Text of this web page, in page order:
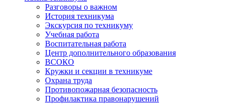
Разговоры о важном
История техникума
Экскурсия по техникуму
Учебная работа
Воспитательная работа
Центр дополнительного образования
ВСОКО
Кружки и секции в техникуме
Охрана труда
Противопожарная безопасность
Профилактика правонарушений